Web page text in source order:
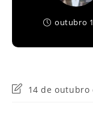
outubro
Última14 de outubro